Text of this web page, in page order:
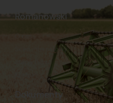
Dokumenty
Romanowski
Sklep internetowy